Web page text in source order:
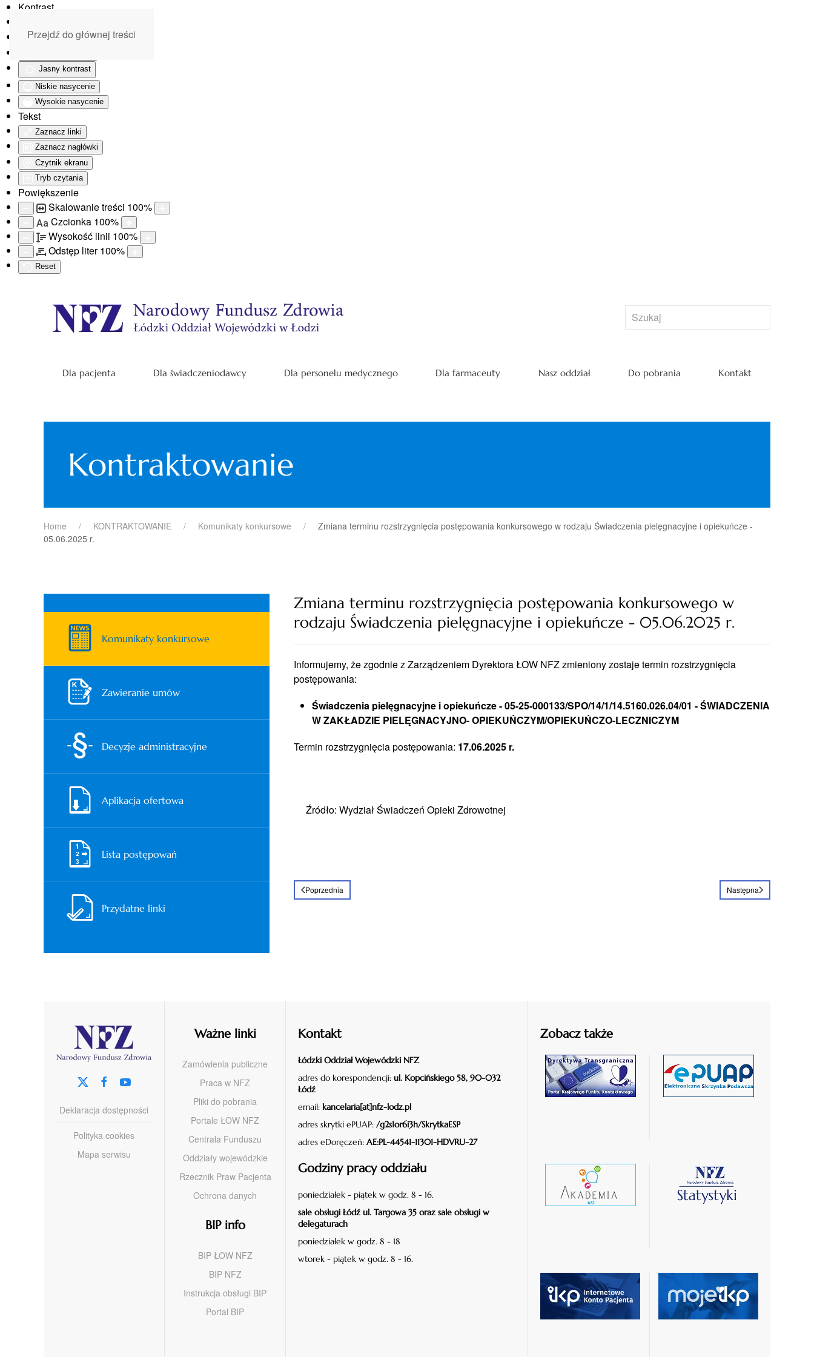
Kontrast
Monochromatyczny
Jasny kontrast
Niskie nasycenie
Wysokie nasycenie
Tekst
Zaznacz linki
Zaznacz nagłówki
Czytnik ekranu
Tryb czytania
Powiększenie
Skalowanie treści 100%
Aa Czcionka 100%
Wysokość linii 100%
Odstęp liter100%
Reset
Przejdź do głównej treści
Dla pacjenta Dla świadczeniodawcy Dla personelu medycznego Dla farmaceuty Nasz oddział Do pobrania Kontakt
Kontraktowanie
Home KONTRAKTOWANIE Komunikaty konkursowe
Zmiana terminu rozstrzygnięcia postępowania konkursowego w rodzaju Świadczenia pielęgnacyjne i opiekuńcze -
05.06.2025 r.
Komunikaty konkursowe
Zawieranie umów
Decyzje administracyjne
Aplikacja ofertowa
Lista postępowań
Przydatne linki
Zmiana terminu rozstrzygnięcia postępowania konkursowego w
rodzaju Świadczenia pielęgnacyjne i opiekuńcze - 05.06.2025 r.
Informujemy, że zgodnie z Zarządzeniem Dyrektora ŁOW NFZ zmieniony zostaje termin rozstrzygnięcia
postępowania:
Świadczenia pielęgnacyjne i opiekuńcze - 05-25-000133/SPO/14/1/14.5160.026.04/01 - ŚWIADCZENIA
W ZAKŁADZIE PIELĘGNACYJNO- OPIEKUŃCZYM/OPIEKUŃCZO-LECZNICZYM
Termin rozstrzygnięcia postępowania: 17.06.2025 r.
Źródło: Wydział Świadczeń Opieki Zdrowotnej
Poprzednia Następna
Deklaracja dostępności
Polityka cookies
Mapa serwisu
Ważne linki
Zamówienia publiczne
Praca w NFZ
Pliki do pobrania
Portale ŁOW NFZ
Centrala Funduszu
Oddziały wojewódzkie
Rzecznik Praw Pacjenta
Ochrona danych
BIP info
BIP ŁOW NFZ
BIP NFZ
Instrukcja obsługi BIP
Portal BIP
Kontakt
Łódzki Oddział Wojewódzki NFZ
adres do korespondencji: ul. Kopcińskiego 58, 90-032
Łódź
email: kancelaria[at]nfz-lodz.pl
adres skrytki ePUAP: /g2s1or6i3h/SkrytkaESP
adres eDoręczeń: AE:PL-44541-11301-HDVRU-27
Godziny pracy oddziału
poniedziałek - piątek w godz. 8 - 16.
sale obsługi Łódź ul. Targowa 35 oraz sale obsługi w
delegaturach
poniedziałek w godz. 8 - 18
wtorek - piątek w godz. 8 - 16.
Zobacz także
czytaj
czytaj
czytaj
czytaj
czytaj
czytaj